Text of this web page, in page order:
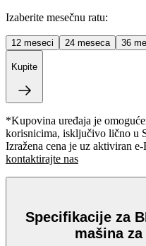
Izaberite mesečnu ratu:
12 meseci 24 meseca 36
Kupite
*Kupovina uređaja je
korisnicima, isključivo lično u
Izražena cena je uz aktiviran
kontaktirajte nas
Specifikacije za
mašina